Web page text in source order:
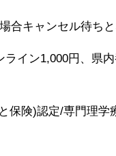
合キャンセル待ちと
イン1,000円、県
保険)認定/専門理学